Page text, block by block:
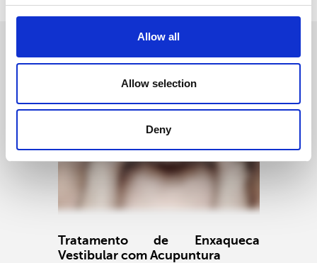
Allow all
Allow selection
Deny
OUTROSCASOS CLÍNICOS
ENXAQUECAS
Tratamento de Enxaqueca
Vestibular com Acupuntura